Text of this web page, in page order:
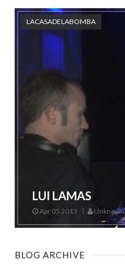
LACASADELABOMBA
LUI LAMAS
Apr 05 2013 Unknown
BLOG ARCHIVE